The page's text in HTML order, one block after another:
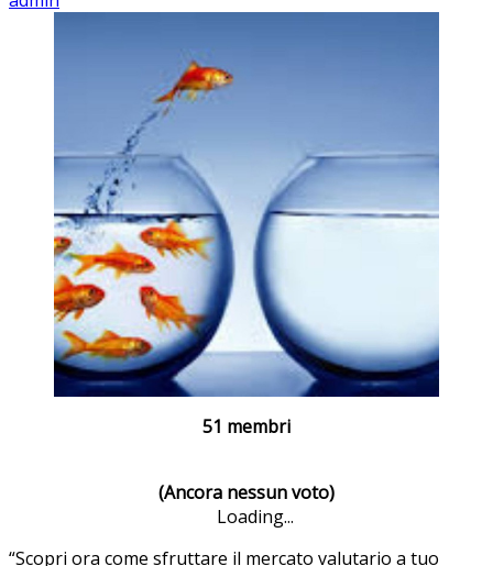
51 membri
(Ancora nessun voto)
Loading...
“Scopri ora come sfruttare il mercato valutario a tuo